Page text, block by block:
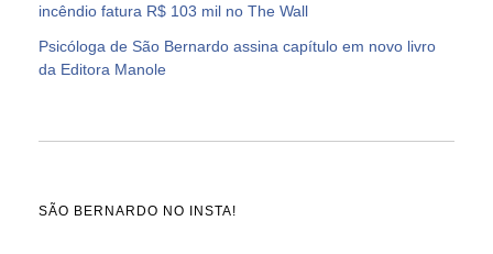
incêndio fatura R$ 103 mil no The Wall
Psicóloga de São Bernardo assina capítulo em novo livro
da Editora Manole
SÃO BERNARDO NO INSTA!